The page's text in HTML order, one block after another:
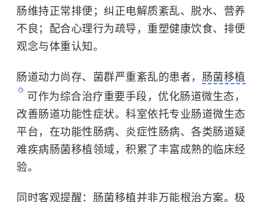
肠维持正常排便；纠正电解质紊乱、脱水、营养
不良；配合心理行为疏导，重塑健康饮食、排便
观念与体重认知。
肠道动力尚存、菌群严重紊乱的患者， 肠菌移植
可作为综合治疗重要手段，优化肠道微生态，
改善肠道功能性症状。科室依托专业肠道微生态
平台，在功能性肠病、炎症性肠病、各类肠道疑
难疾病肠菌移植领域，积累了丰富成熟的临床经
验。
同时客观提醒：肠菌移植并非万能根治方案。极